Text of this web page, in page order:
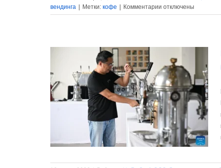
вендинга
Метки: кофе Комментарии к
записи
угрожают
мировому
производству
кофе
отключены